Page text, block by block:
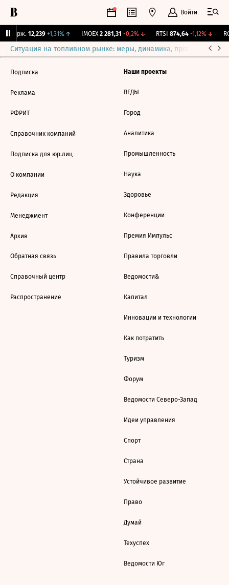
Войти
Бирж. 12,239 +1,31%↑ IMOEX 2 281,31 -0,2%↓ RTSI 874,64 -1,12%↓
Ситуация на топливном рынке: меры, динамика, прогнозы
Подписка
Реклама
РФРИТ
Справочник компаний
Подписка для юр.лиц
О компании
Редакция
Менеджмент
Архив
Обратная связь
Справочный центр
Распространение
Наши проекты
ВЕДЫ
Город
Аналитика
Промышленность
Наука
Здоровье
Конференции
Премия Импульс
Правила торговли
Ведомости&
Капитал
Инновации и технологии
Как потратить
Туризм
Форум
Ведомости Северо-Запад
Идеи управления
Спорт
Страна
Устойчивое развитие
Право
Думай
Техуспех
Ведомости Юг